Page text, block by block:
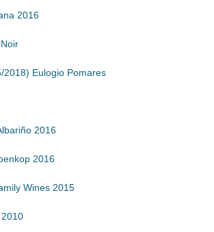
2016
2018) Eulogio Pomares
2016
2016
Wines 2015